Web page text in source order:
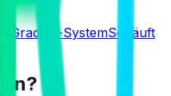
Grading-SystemSo läuft